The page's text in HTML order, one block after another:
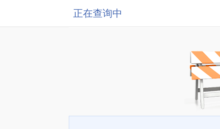
正在查询中